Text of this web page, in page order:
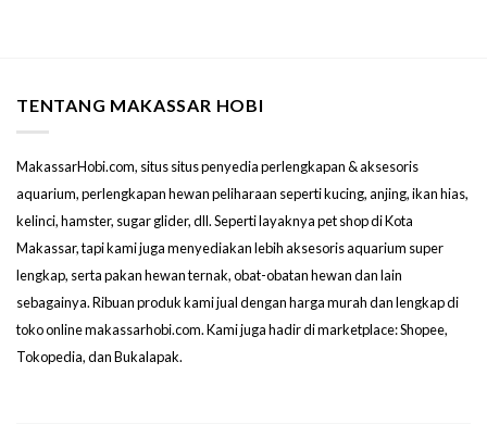
TENTANG MAKASSAR HOBI
MakassarHobi.com, situs situs penyedia perlengkapan & aksesoris
aquarium, perlengkapan hewan peliharaan seperti kucing, anjing, ikan hias,
kelinci, hamster, sugar glider, dll. Seperti layaknya pet shop di Kota
Makassar, tapi kami juga menyediakan lebih aksesoris aquarium super
lengkap, serta pakan hewan ternak, obat-obatan hewan dan lain
sebagainya. Ribuan produk kami jual dengan harga murah dan lengkap di
toko online makassarhobi.com. Kami juga hadir di marketplace: Shopee,
Tokopedia, dan Bukalapak.